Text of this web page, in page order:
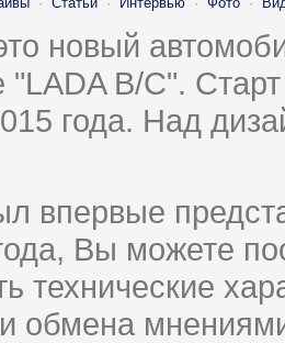
новый
B/C".
года. Над
впервые
Вы можете
технические
обмена